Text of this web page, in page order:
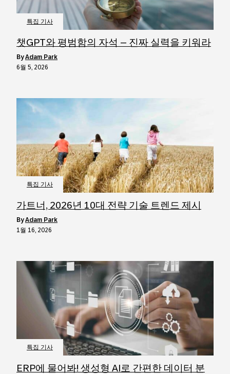
특집 기사
챗GPT와 평범함의 자석 – 진짜 실력을 키워라
byAdam Park
6월 5, 2026
특집 기사
가트너, 2026년 10대 전략 기술 트렌드 제시
byAdam Park
1월 16, 2026
특집 기사
ERP에 물어봐! 생성형 AI로 간편한 데이터 분